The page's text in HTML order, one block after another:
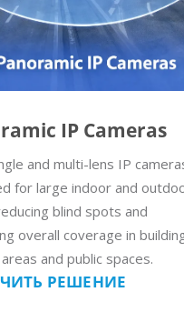
IP Cameras
and multi-lens IP
for large indoor and
blind spots and
overall coverage in
and public spaces.
РЕШЕНИЕ